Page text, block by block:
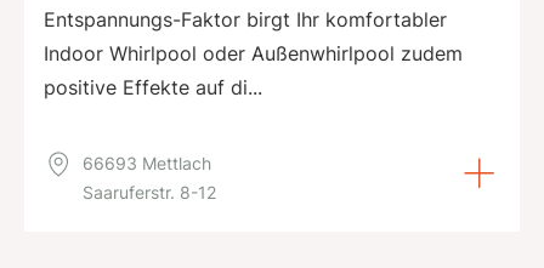
Entspannungs-Faktor birgt Ihr komfortabler
Indoor Whirlpool oder Außenwhirlpool zudem
positive Effekte auf di...
66693 Mettlach
Saaruferstr. 8-12